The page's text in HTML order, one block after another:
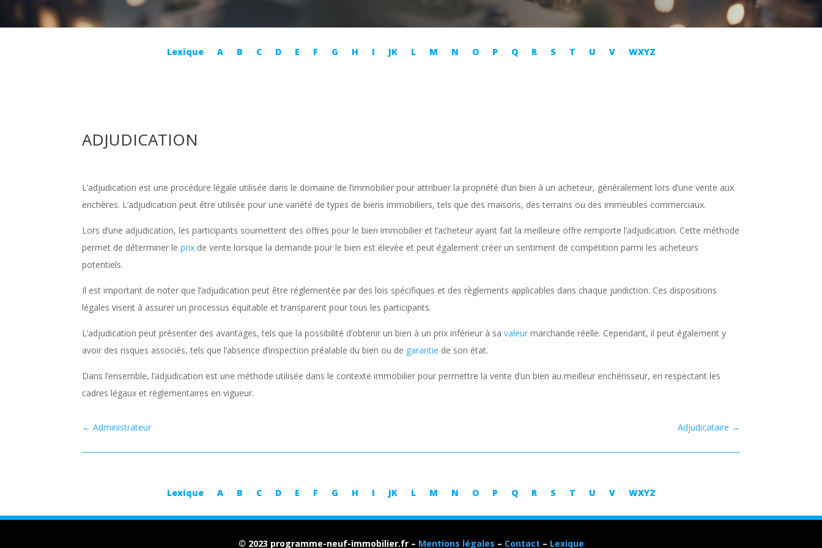
Lexique A B C D E F G H I JK L M N O P Q R S T U V WXYZ
ADJUDICATION
L’adjudication est une procédure légale utilisée dans le domaine de l’immobilier pour attribuer la propriété d’un bien à un acheteur, généralement lors d’une vente aux
enchères. L’adjudication peut être utilisée pour une variété de types de biens immobiliers, tels que des maisons, des terrains ou des immeubles commerciaux.
Lors d’une adjudication, les participants soumettent des offres pour le bien immobilier et l’acheteur ayant fait la meilleure offre remporte l’adjudication. Cette méthode
permet de déterminer leprix de vente lorsque la demande pour le bien est élevée et peut également créer un sentiment de compétition parmi les acheteurs
potentiels.
Il est important de noter que l’adjudication peut être réglementée par des lois spécifiques et des règlements applicables dans chaque juridiction. Ces dispositions
légales visent à assurer un processus équitable et transparent pour tous les participants.
L’adjudication peut présenter des avantages, tels que la possibilité d’obtenir un bien à un prix inférieur à savaleur marchande réelle. Cependant, il peut également y
avoir des risques associés, tels que l’absence d’inspection préalable du bien ou de garantie de son état.
Dans l’ensemble, l’adjudication est une méthode utilisée dans le contexte immobilier pour permettre la vente d’un bien au meilleur enchérisseur, en respectant les
cadres légaux et réglementaires en vigueur.
←Administrateur Adjudicataire →
Lexique A B C D E F G H I JK L M N O P Q R S T U V WXYZ
© 2023 programme-neuf-immobilier.fr – Mentions légales – Contact – Lexique